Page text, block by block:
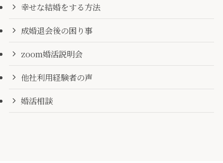
幸せな結婚をする方法
成婚退会後の困り事
zoom婚活説明会
他社利用経験者の声
婚活相談